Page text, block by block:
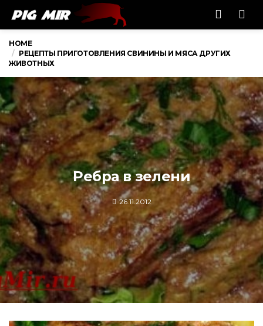
HOME
РЕЦЕПТЫ ПРИГОТОВЛЕНИЯ СВИНИНЫ И МЯСА ДРУГИХ
ЖИВОТНЫХ
Ребра в зелени
26.11.2012